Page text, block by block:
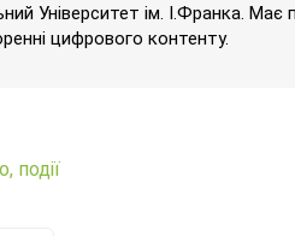
Університет ім. І.Франка.
цифрового контенту.
події